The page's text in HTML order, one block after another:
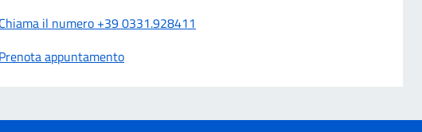
il numero +39 0331.928411
appuntamento